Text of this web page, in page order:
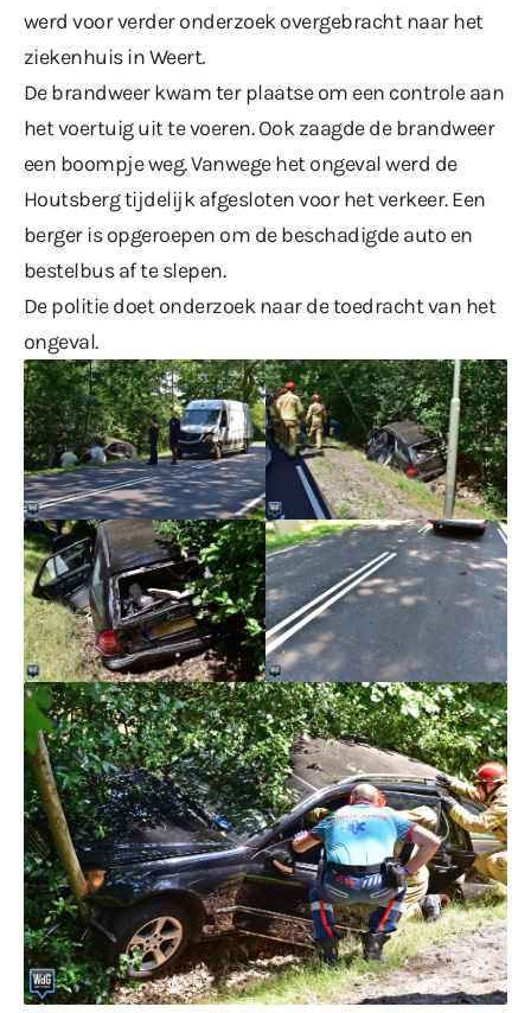
werd voor verder onderzoek overgebracht naar het
ziekenhuis in Weert.
De brandweer kwam ter plaatse om een controle aan
het voertuig uit te voeren. Ook zaagde de brandweer
een boompje weg. Vanwege het ongeval werd de
Houtsberg tijdelijk afgesloten voor het verkeer. Een
berger is opgeroepen om de beschadigde auto en
bestelbus af te slepen.
De politie doet onderzoek naar de toedracht van het
ongeval.